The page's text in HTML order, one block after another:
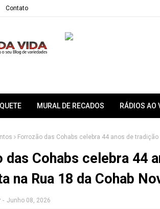
Contato
MURAL DE RECADOS RÁDIOS AO
Forrozão das Cohabs celebra 44 anos de
das Cohabs celebra 44
na Rua 18 da Cohab
- Junho 08, 2026